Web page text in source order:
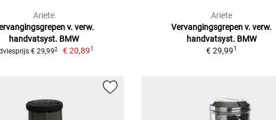
Ariete
v. verw.
handvatsyst. BMW
€ 29,992 € 20,891
Ariete
Vervangingsgrepen v. verw.
handvatsyst. BMW
€ 29,991